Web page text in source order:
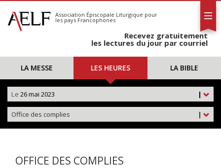
S'abonner
Calendrier
Association Épiscopale Liturgique pour
les pays Francophones
Recevez gratuitement
les lectures du jour par courriel
LA MESSE LES HEURES LA BIBLE
|
Le 26 mai 2023
|
Office des complies
OFFICE DES COMPLIES